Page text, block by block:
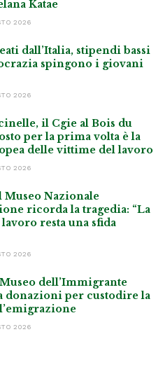
Katae
2026
dall’Italia, stipendi bassi
spingono i giovani
2026
il Cgie al Bois du
per la prima volta è la
delle vittime del lavoro
2026
Nazionale
ricorda la tragedia: “La
resta una sfida
2026
dell’Immigrante
donazioni per custodire la
2026